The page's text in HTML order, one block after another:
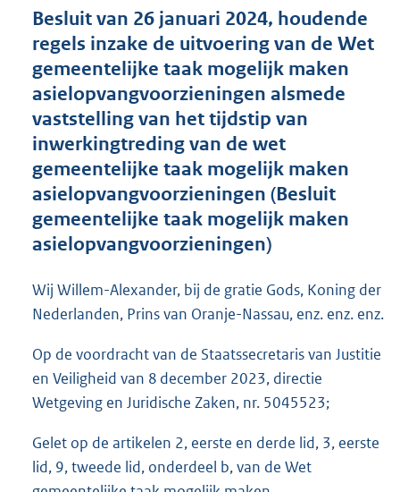
n
d
s
g
o
o
t
e
:
1
2
b
Besluit van 26 januari 2024, houdende
regels inzake de uitvoering van de Wet
gemeentelijke taak mogelijk maken
asielopvangvoorzieningen alsmede
vaststelling van het tijdstip van
inwerkingtreding van de wet
gemeentelijke taak mogelijk maken
asielopvangvoorzieningen (Besluit
gemeentelijke taak mogelijk maken
asielopvangvoorzieningen)
Wij Willem-Alexander, bij de gratie Gods, Koning der
Nederlanden, Prins van Oranje-Nassau, enz. enz. enz.
Op de voordracht van de Staatssecretaris van Justitie
en Veiligheid van 8 december 2023, directie
Wetgeving en Juridische Zaken, nr. 5045523;
Gelet op de artikelen 2, eerste en derde lid, 3, eerste
lid, 9, tweede lid, onderdeel b, van de Wet